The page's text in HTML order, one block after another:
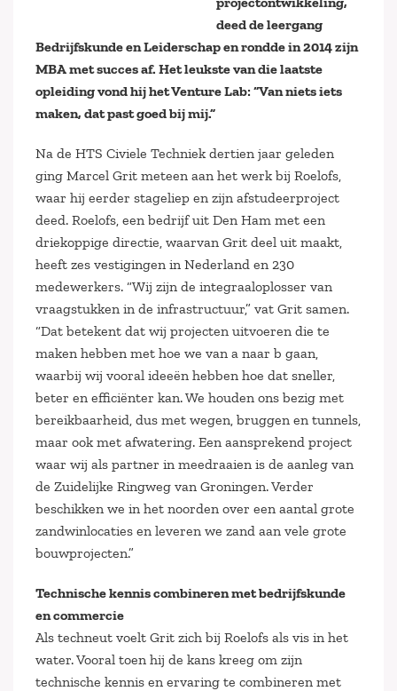
deed de leergang
Bedrijfskunde en Leiderschap en rondde in 2014 zijn
MBA met succes af. Het leukste van die laatste
opleiding vond hij het Venture Lab: “Van niets iets
maken, dat past goed bij mij.”
Na de HTS Civiele Techniek dertien jaar geleden
ging Marcel Grit meteen aan het werk bij Roelofs,
waar hij eerder stageliep en zijn afstudeerproject
deed. Roelofs, een bedrijf uit Den Ham met een
driekoppige directie, waarvan Grit deel uit maakt,
heeft zes vestigingen in Nederland en 230
medewerkers. “Wij zijn de integraaloplosser van
vraagstukken in de infrastructuur,” vat Grit samen.
“Dat betekent dat wij projecten uitvoeren die te
maken hebben met hoe we van a naar b gaan,
waarbij wij vooral ideeën hebben hoe dat sneller,
beter en efficiënter kan. We houden ons bezig met
bereikbaarheid, dus met wegen, bruggen en tunnels,
maar ook met afwatering. Een aansprekend project
waar wij als partner in meedraaien is de aanleg van
de Zuidelijke Ringweg van Groningen. Verder
beschikken we in het noorden over een aantal grote
zandwinlocaties en leveren we zand aan vele grote
bouwprojecten.”
Technische kennis combineren met bedrijfskunde
en commercie
Als techneut voelt Grit zich bij Roelofs als vis in het
water. Vooral toen hij de kans kreeg om zijn
technische kennis en ervaring te combineren met